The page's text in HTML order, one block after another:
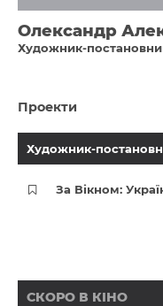
Олександр
Художник-
Проекти
Художник-
За Вікном:
СКОРО В КІНО